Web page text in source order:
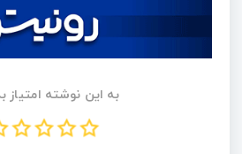
به این نوشته امتیاز